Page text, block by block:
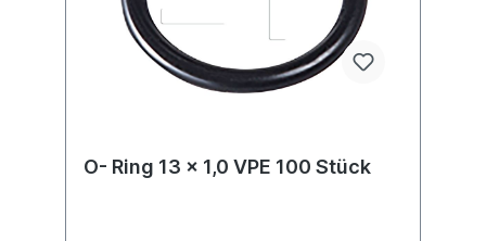
O- Ring 13 x 1,0 VPE 100 Stück